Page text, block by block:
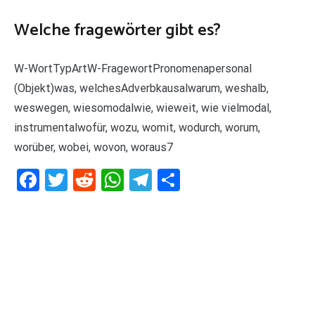
Welche fragewörter gibt es?
W-WortTypArtW-FragewortPronomenapersonal
(Objekt)was, welchesAdverbkausalwarum, weshalb,
weswegen, wiesomodalwie, wieweit, wie vielmodal,
instrumentalwofür, wozu, womit, wodurch, worum,
worüber, wobei, wovon, woraus7
Facebook
Twitter
RedditWhatsApp
Telegram